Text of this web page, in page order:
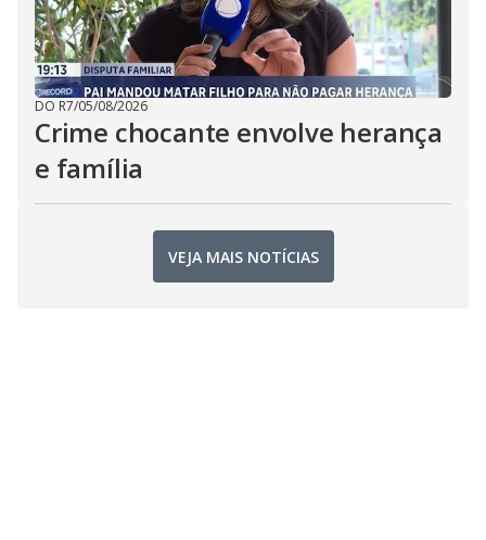
DO R7/05/08/2026
Crime chocante envolve herança
e família
VEJA MAIS NOTÍCIAS